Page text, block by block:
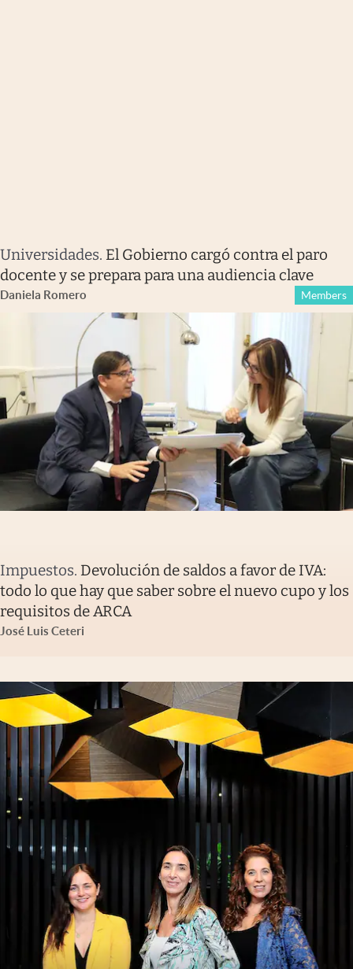
Universidades. El Gobierno cargó contra el paro
docente y se prepara para una audiencia clave
Daniela Romero Members
Impuestos. Devolución de saldos a favor de IVA:
todo lo que hay que saber sobre el nuevo cupo y los
requisitos de ARCA
José Luis Ceteri